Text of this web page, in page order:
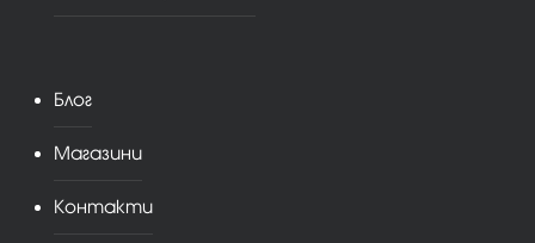
Блог
Магазини
Контакти